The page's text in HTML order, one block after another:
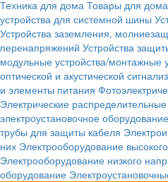
Техника для дома Товары для
устройства для системной шины
Устройства заземления,
перенапряжений Устройства
модульные устройства/монтажные
оптической и акустической
и элементы питания
Электрические
электроустановочное
трубы для защиты кабеля
них Электрооборудование
Электрооборудование низкого
оборудование